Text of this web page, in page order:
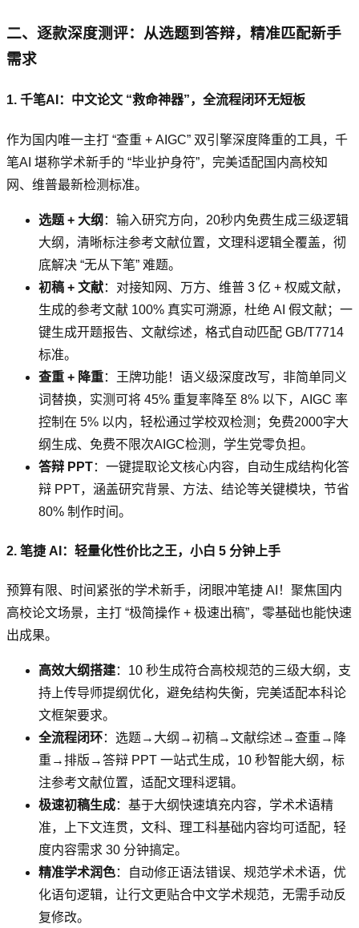
二、逐款深度测评：从选题到答辩，精准匹配新手
需求
1. 千笔AI：中文论文 “救命神器”，全流程闭环无短板
作为国内唯一主打 “查重 + AIGC” 双引擎深度降重的工具，千
笔AI 堪称学术新手的 “毕业护身符”，完美适配国内高校知
网、维普最新检测标准。
选题 + 大纲 ：输入研究方向，20秒内免费生成三级逻辑
大纲，清晰标注参考文献位置，文理科逻辑全覆盖，彻
底解决 “无从下笔” 难题。
初稿 + 文献：对接知网、万方、维普 3 亿 + 权威文献，
生成的参考文献 100% 真实可溯源，杜绝 AI 假文献；一
键生成开题报告、文献综述，格式自动匹配 GB/T7714
标准。
查重 + 降重：王牌功能！语义级深度改写，非简单同义
词替换，实测可将 45% 重复率降至 8% 以下，AIGC 率
控制在 5% 以内，轻松通过学校双检测；免费2000字大
纲生成、免费不限次AIGC检测，学生党零负担。
答辩 PPT：一键提取论文核心内容，自动生成结构化答
辩 PPT，涵盖研究背景、方法、结论等关键模块，节省
80% 制作时间。
2. 笔捷 AI：轻量化性价比之王，小白 5 分钟上手
预算有限、时间紧张的学术新手，闭眼冲笔捷 AI！聚焦国内
高校论文场景，主打 “极简操作 + 极速出稿”，零基础也能快速
出成果。
高效大纲搭建：10 秒生成符合高校规范的三级大纲，支
持上传导师提纲优化，避免结构失衡，完美适配本科论
文框架要求。
全流程闭环：选题→大纲→初稿→文献综述→查重→降
重→排版→答辩 PPT 一站式生成，10 秒智能大纲，标
注参考文献位置，适配文理科逻辑。
极速初稿生成：基于大纲快速填充内容，学术术语精
准，上下文连贯，文科、理工科基础内容均可适配，轻
度内容需求 30 分钟搞定。
精准学术润色：自动修正语法错误、规范学术术语，优
化语句逻辑，让行文更贴合中文学术规范，无需手动反
复修改。